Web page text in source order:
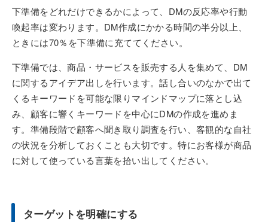
下準備をどれだけできるかによって、DMの反応率や行動
喚起率は変わります。DM作成にかかる時間の半分以上、
ときには70％を下準備に充ててください。
下準備では、商品・サービスを販売する人を集めて、DM
に関するアイデア出しを行います。話し合いのなかで出て
くるキーワードを可能な限りマインドマップに落とし込
み、顧客に響くキーワードを中心にDMの作成を進めま
す。準備段階で顧客へ聞き取り調査を行い、客観的な自社
の状況を分析しておくことも大切です。特にお客様が商品
に対して使っている言葉を拾い出してください。
ターゲットを明確にする